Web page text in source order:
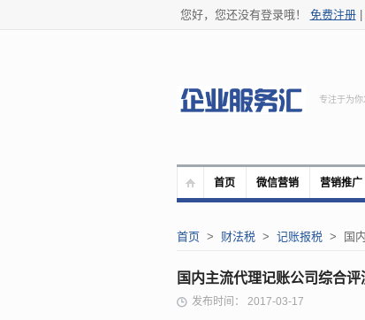
您好，您还没有登录哦！ 免费注册|
专注于为
首页 微信营销 营销推广
首页> 财法税 > 记账报税 > 国
国内主流代理记账公司综合评
发布时间： 2017-03-17